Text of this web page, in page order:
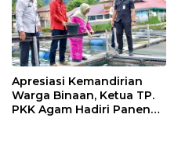
Apresiasi Kemandirian
Warga Binaan, Ketua TP.
PKK Agam Hadiri Panen